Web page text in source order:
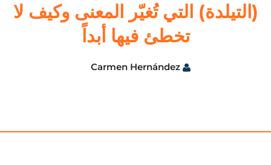
(التيلدة) التي تُغيّر المعنى وكيف لا
تخطئ فيها أبداً
Carmen Hernández